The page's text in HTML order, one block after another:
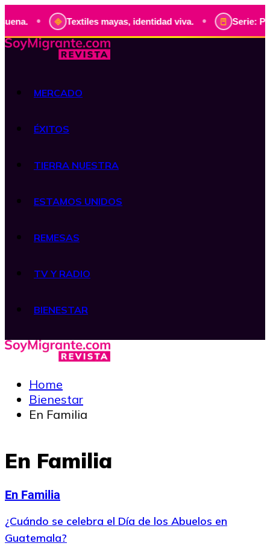
• Textiles mayas, identidad viva. • Serie:
MERCADO
ÉXITOS
TIERRA NUESTRA
ESTAMOS UNIDOS
REMESAS
TV Y RADIO
BIENESTAR
Home
Bienestar
En Familia
En Familia
En Familia
¿Cuándo se celebra el Día de los Abuelos en
Guatemala?